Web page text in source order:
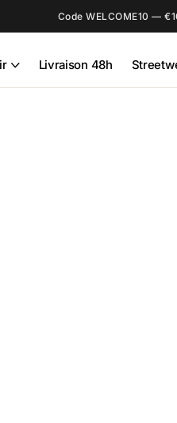
Code WELCOME10 —
Livraison 48h